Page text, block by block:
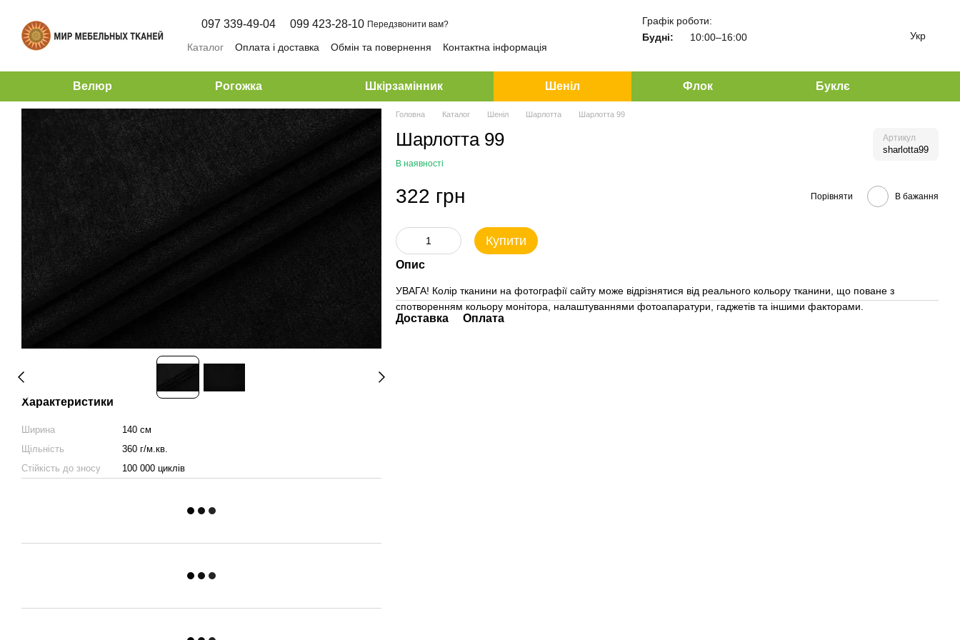
097 339-49-04 099 423-28-10 Передзвонити вам?
Каталог Оплата і доставка Обмін та повернення Контактна інформація
Графік роботи:
Будні:
10:00–16:00 Укр
Велюр Рогожка Шкірзамінник Шеніл Флок Буклє
Характеристики
Ширина
140 см
Щільність
360 г/м.кв.
Стійкість до зносу
100 000 циклів
Головна Каталог Шеніл Шарлотта Шарлотта 99
Шарлотта 99 Артикул
sharlotta99
В наявності
322 грн Порівняти В бажання
Купити
Опис
УВАГА! Колір тканини на фотографії сайту може відрізнятися від реального кольору тканини, що поване з
спотворенням кольору монітора, налаштуваннями фотоапаратури, гаджетів та іншими факторами.
Доставка Оплата